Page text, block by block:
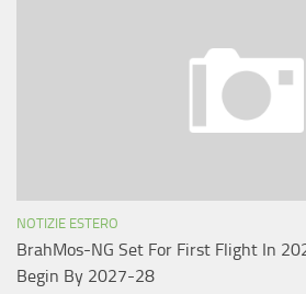
NOTIZIE ESTERO
BrahMos-NG Set For First Flight In
Begin By 2027-28